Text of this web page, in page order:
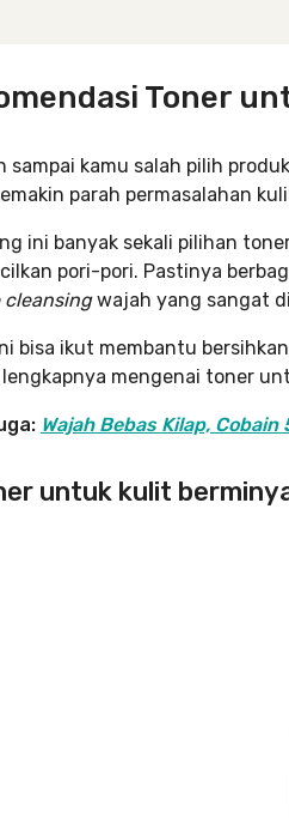
Toner
sampai kamu salah pilih
parah permasalahan
ini banyak sekali pilihan
pori-pori. Pastinya
cleansingwajah yang sangat
bisa ikut membantu
mengenai toner
Wajah Bebas Kilap,
untuk kulit